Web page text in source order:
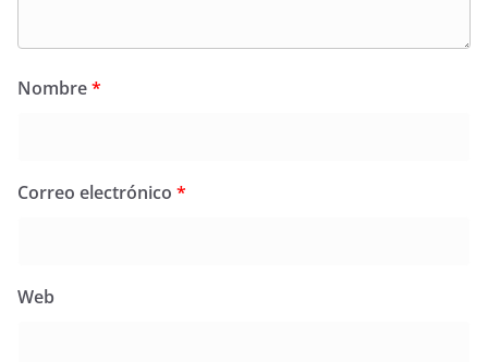
Nombre*
Correo electrónico *
Web